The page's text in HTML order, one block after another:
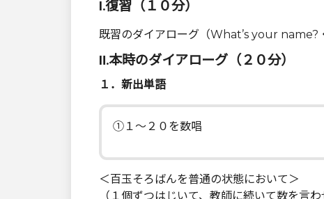
Ⅰ.復習（１０分）
既習のダイアローグ（What’s your name?
Ⅱ.本時のダイアローグ（２０分）
１．新出単語
①１～２０を数唱
＜百玉そろばんを普通の状態において＞
（１個ずつはじいて、教師に続いて数を言わ